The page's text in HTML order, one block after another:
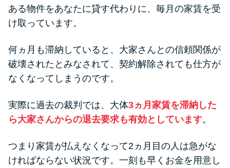
ある物件をあなたに貸す代わりに、毎月の家賃を受
け取っています。
何ヵ月も滞納していると、大家さんとの信頼関係が
破壊されたとみなされて、契約解除されても仕方が
なくなってしまうのです。
実際に過去の裁判では、大体3ヵ月家賃を滞納した
ら大家さんからの退去要求も有効としています。
つまり家賃が払えなくなって2ヵ月目の人は急がな
ければならない状況です。一刻も早くお金を用意し